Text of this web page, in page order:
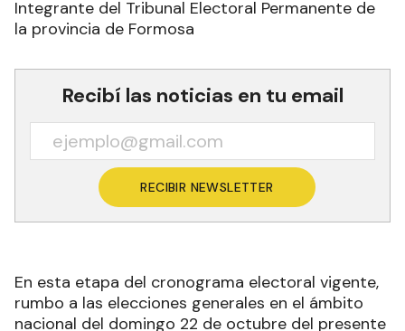
Integrante del Tribunal Electoral Permanente de
la provincia de Formosa
Recibí las noticias en tu email
RECIBIR NEWSLETTER
En esta etapa del cronograma electoral vigente,
rumbo a las elecciones generales en el ámbito
nacional del domingo 22 de octubre del presente